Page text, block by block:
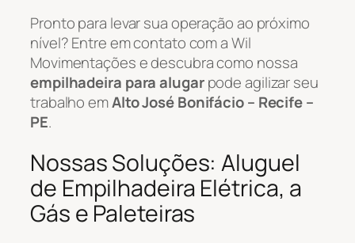
Pronto para levar sua operação ao próximo
nível? Entre em contato com a Wil
Movimentações e descubra como nossa
empilhadeira para alugarpode agilizar seu
trabalho emAlto José Bonifácio – Recife –
PE.
Nossas Soluções: Aluguel
de Empilhadeira Elétrica, a
Gás e Paleteiras